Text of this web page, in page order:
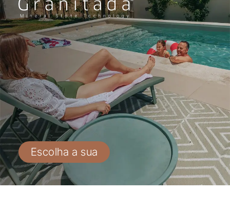
Escolha a sua